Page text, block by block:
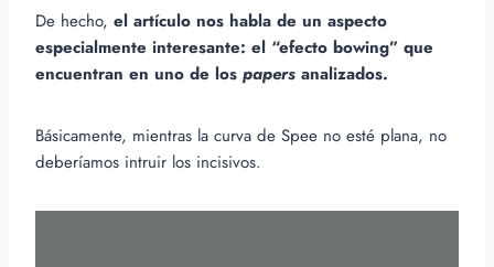
De hecho, el artículo nos habla de un aspecto
especialmente interesante: el “efecto bowing” que
encuentran en uno de los papers analizados.
Básicamente, mientras la curva de Spee no esté plana, no
deberíamos intruir los incisivos.